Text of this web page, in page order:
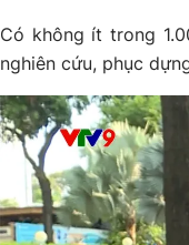
Có không ít trong
nghiên cứu, phục